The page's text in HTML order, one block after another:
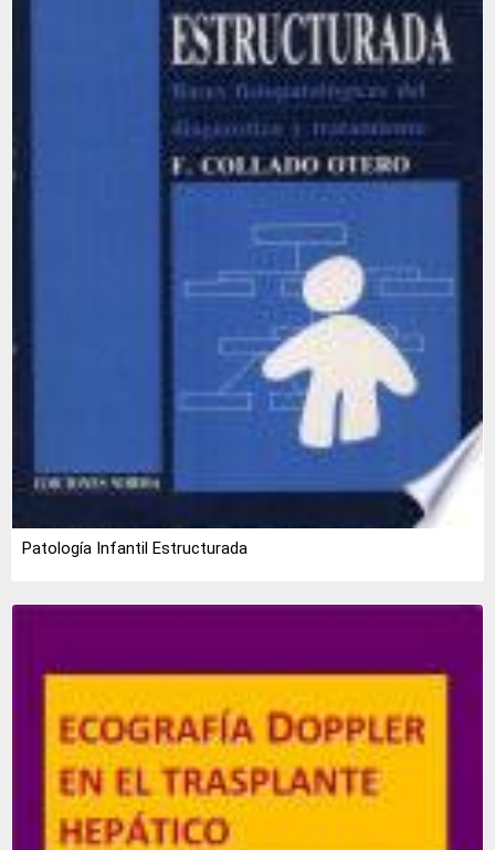
Patología Infantil Estructurada